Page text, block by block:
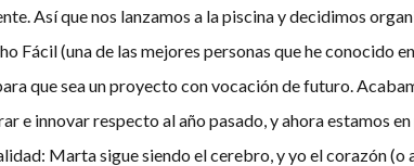
Así que nos lanzamos a la piscina y decidimos
(una de las mejores personas que he conocido
que sea un proyecto con vocación de futuro.
e innovar respecto al año pasado, y ahora estamos
Marta sigue siendo el cerebro, y yo el corazón (o